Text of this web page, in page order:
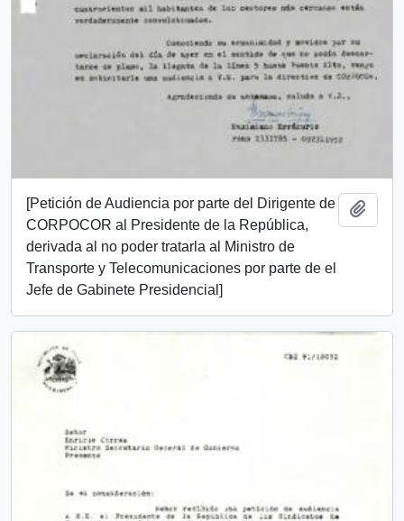
[Petición de Audiencia por parte del Dirigente de
CORPOCOR al Presidente de la República,
derivada al no poder tratarla al Ministro de
Transporte y Telecomunicaciones por parte de el
Jefe de Gabinete Presidencial]